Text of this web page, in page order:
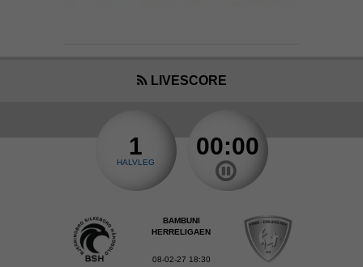
LIVESCORE
1
HALVLEG
00:00
BAMBUNI
HERRELIGAEN
08-02-27 18:30